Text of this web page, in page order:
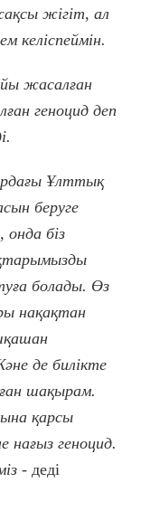
жігіт, ал
келіспеймін.
жасалған
геноцид деп
Ұлттық
беруге
біз
болады. Өз
нақақтан
де билікте
шақырам.
қарсы
геноцид.
- деді